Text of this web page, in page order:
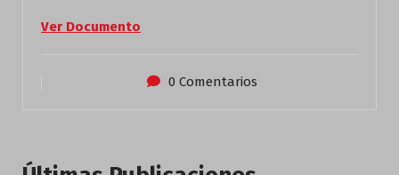
Ver Documento
0 Comentarios